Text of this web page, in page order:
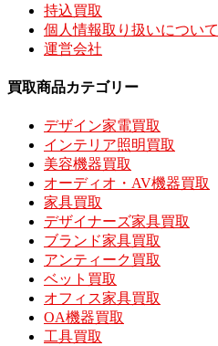
持込買取
個人情報取り扱いについて
運営会社
買取商品カテゴリー
デザイン家電買取
インテリア照明買取
美容機器買取
オーディオ・AV機器買取
家具買取
デザイナーズ家具買取
ブランド家具買取
アンティーク買取
ベット買取
オフィス家具買取
OA機器買取
工具買取